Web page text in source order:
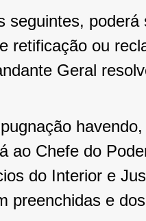
seguintes,
retificação ou
Geral
ao Chefe do
do Interior e
preenchidas e